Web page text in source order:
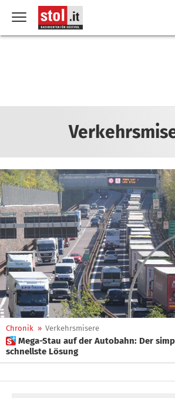
Chronik » Verkehrsmisere
 Mega-Stau auf der Autobahn: Der simple Grund – und die
schnellste Lösung